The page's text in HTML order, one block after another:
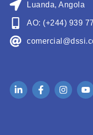
Luanda, Angola
AO: (+244) 939